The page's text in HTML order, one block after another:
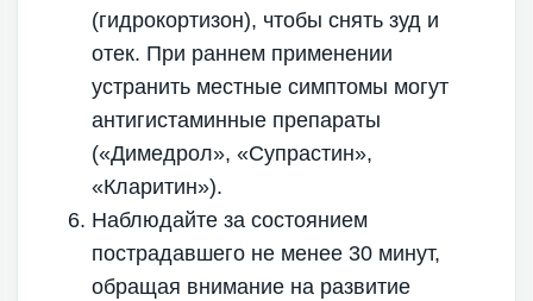
(гидрокортизон), чтобы снять зуд и
отек. При раннем применении
устранить местные симптомы могут
антигистаминные препараты
(«Димедрол», «Супрастин»,
«Кларитин»).
Наблюдайте за состоянием
пострадавшего не менее 30 минут,
обращая внимание на развитие